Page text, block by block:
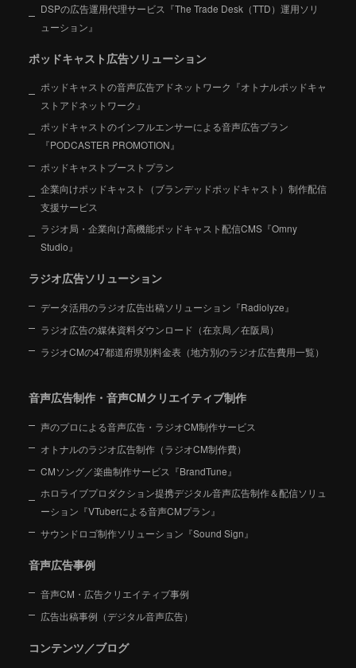
DSPの広告運用代理サービス『The Trade Desk（TTD）運用ソリ
ューション』
ポッドキャスト広告ソリューション
ポッドキャストの音声広告アドネットワーク『オトナルポッドキャ
ストアドネットワーク』
ポッドキャストのインフルエンサーによる音声広告プラン
『PODCASTER PROMOTION』
ポッドキャストブーストプラン
企業向けポッドキャスト（ブランデッドポッドキャスト）制作配信
支援サービス
ラジオ局・企業向け高機能ポッドキャスト配信CMS『Omny
Studio』
ラジオ広告ソリューション
データ活用のラジオ広告出稿ソリューション『Radiolyze』
ラジオ広告の媒体資料ダウンロード（在京局／在阪局）
ラジオCMの47都道府県別料金表（地方別のラジオ広告費用一覧）
音声広告制作・音声CMクリエイティブ制作
声のプロによる音声広告・ラジオCM制作サービス
オトナルのラジオ広告制作（ラジオCM制作費）
CMソング／楽曲制作サービス『BrandTune』
ホロライブプロダクション提携デジタル音声広告制作＆配信ソリュ
ーション 『VTuberによる音声CMプラン』
サウンドロゴ制作ソリューション『Sound Sign』
音声広告事例
音声CM・広告クリエイティブ事例
広告出稿事例（デジタル音声広告）
コンテンツ／ブログ